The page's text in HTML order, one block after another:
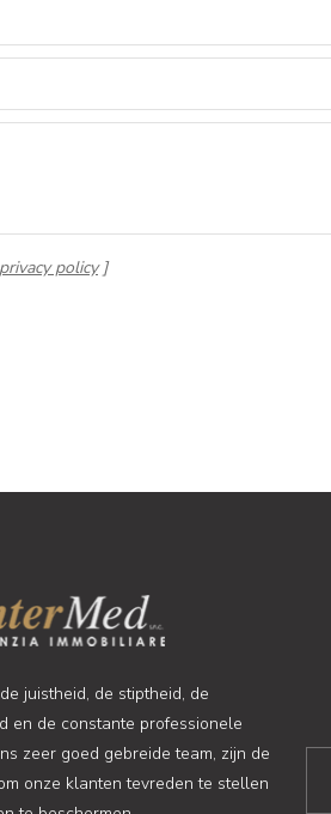
privacy policy]
juistheid, de stiptheid, de
en de constante professionele
zeer goed gebreide team, zijn de
onze klanten tevreden te stellen